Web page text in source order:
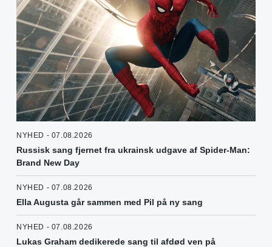
NYHED - 07.08.2026
Russisk sang fjernet fra ukrainsk udgave af Spider-Man:
Brand New Day
NYHED - 07.08.2026
Ella Augusta går sammen med Pil på ny sang
NYHED - 07.08.2026
Lukas Graham dedikerede sang til afdød ven på